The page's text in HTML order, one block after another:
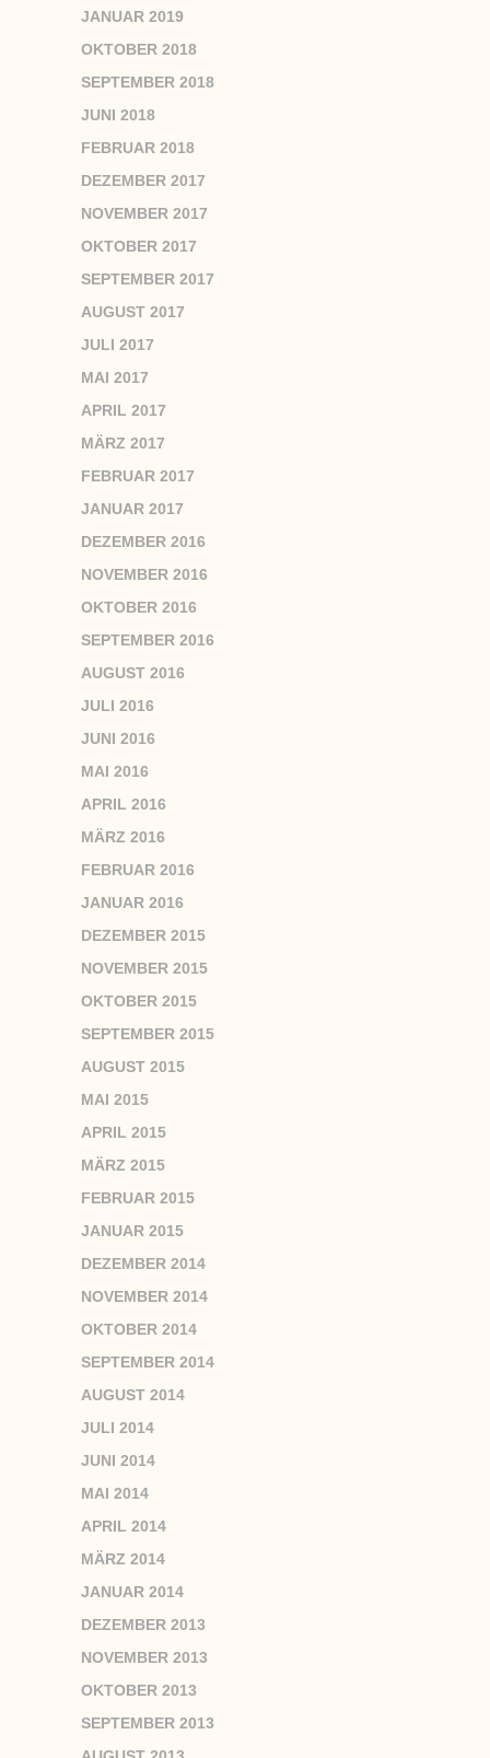
JANUAR 2019
OKTOBER 2018
SEPTEMBER 2018
JUNI 2018
FEBRUAR 2018
DEZEMBER 2017
NOVEMBER 2017
OKTOBER 2017
SEPTEMBER 2017
AUGUST 2017
JULI 2017
MAI 2017
APRIL 2017
MÄRZ 2017
FEBRUAR 2017
JANUAR 2017
DEZEMBER 2016
NOVEMBER 2016
OKTOBER 2016
SEPTEMBER 2016
AUGUST 2016
JULI 2016
JUNI 2016
MAI 2016
APRIL 2016
MÄRZ 2016
FEBRUAR 2016
JANUAR 2016
DEZEMBER 2015
NOVEMBER 2015
OKTOBER 2015
SEPTEMBER 2015
AUGUST 2015
MAI 2015
APRIL 2015
MÄRZ 2015
FEBRUAR 2015
JANUAR 2015
DEZEMBER 2014
NOVEMBER 2014
OKTOBER 2014
SEPTEMBER 2014
AUGUST 2014
JULI 2014
JUNI 2014
MAI 2014
APRIL 2014
MÄRZ 2014
JANUAR 2014
DEZEMBER 2013
NOVEMBER 2013
OKTOBER 2013
SEPTEMBER 2013